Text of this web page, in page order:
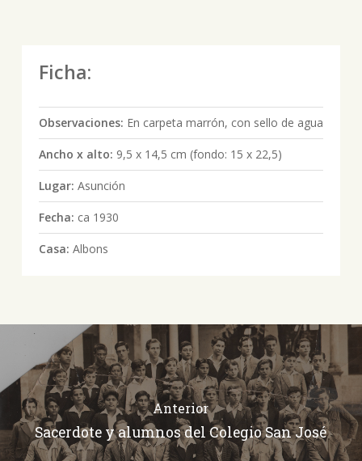
Ficha:
Observaciones: En carpeta marrón, con sello de agua
Ancho x alto: 9,5 x 14,5 cm (fondo: 15 x 22,5)
Lugar: Asunción
Fecha: ca 1930
Casa: Albons
Anterior
Sacerdote y alumnos del Colegio San José